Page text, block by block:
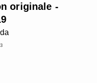
originale -